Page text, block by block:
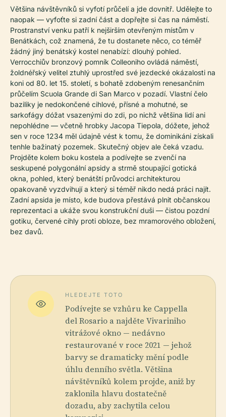
Většina návštěvníků si vyfotí průčelí a jde dovnitř. Udělejte to
naopak — vyfoťte si zadní část a dopřejte si čas na náměstí.
Prostranství venku patří k nejširším otevřeným místům v
Benátkách, což znamená, že tu dostanete něco, co téměř
žádný jiný benátský kostel nenabízí: dlouhý pohled.
Verrocchiův bronzový pomník Colleoniho ovládá náměstí,
žoldnéřský velitel ztuhlý uprostřed své jezdecké okázalosti na
koni od 80. let 15. století, s bohatě zdobeným renesančním
průčelím Scuola Grande di San Marco v pozadí. Vlastní čelo
baziliky je nedokončené cihlové, přísné a mohutné, se
sarkofágy dóžat vsazenými do zdi, po nichž většina lidí ani
nepohlédne — včetně hrobky Jacopa Tiepola, dóžete, jehož
sen v roce 1234 měl údajně vést k tomu, že dominikáni získali
tenhle bažinatý pozemek. Skutečný objev ale čeká vzadu.
Projděte kolem boku kostela a podívejte se zvenčí na
seskupené polygonální apsidy a strmě stoupající gotická
okna, pohled, který benátští průvodci architekturou
opakovaně vyzdvihují a který si téměř nikdo nedá práci najít.
Zadní apsida je místo, kde budova přestává plnit občanskou
reprezentaci a ukáže svou konstrukční duši — čistou pozdní
gotiku, červené cihly proti obloze, bez mramorového obložení,
bez davů.
HLEDEJTE TOTO
Podívejte se vzhůru ke Cappella
del Rosario a najděte Vivariniho
vitrážové okno — nedávno
restaurované v roce 2021 — jehož
barvy se dramaticky mění podle
úhlu denního světla. Většina
návštěvníků kolem projde, aniž by
zaklonila hlavu dostatečně
dozadu, aby zachytila celou